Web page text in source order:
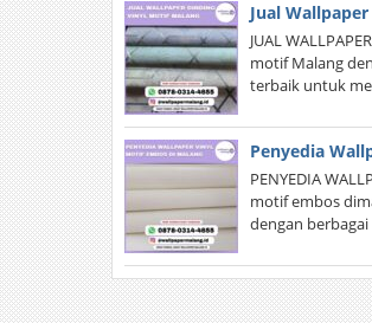
Jual
JUAL
motif Malang
terbaik untuk
Penyedia
PENYEDIA
motif embos
dengan